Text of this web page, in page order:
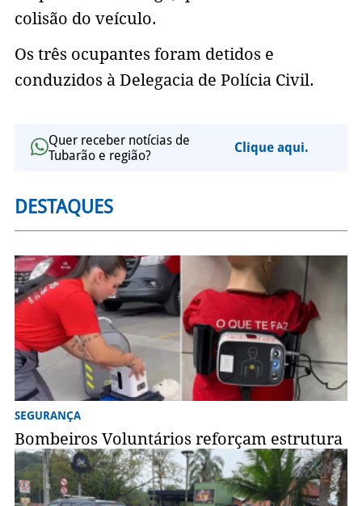
colisão do veículo.
Os três ocupantes foram detidos e
conduzidos à Delegacia de Polícia Civil.
Quer receber notícias de
Tubarão e região?
Clique aqui.
DESTAQUES
SEGURANÇA
Bombeiros Voluntários reforçam estrutura